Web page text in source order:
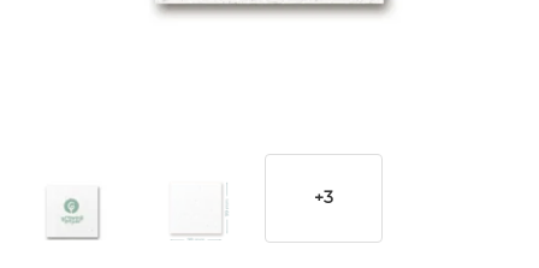
+3